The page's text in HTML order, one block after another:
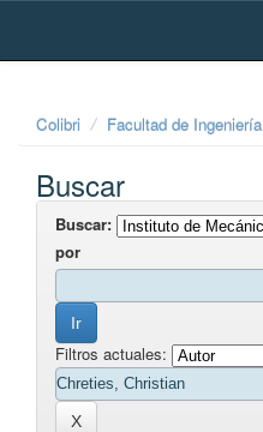
Skip
Colibri Facultad de Ingeniería
Buscar
Buscar:
por
Filtros actuales: